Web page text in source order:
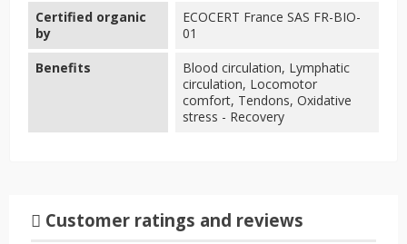
Certified organic
by
ECOCERT France SAS FR-BIO-
01
Benefits
Blood circulation, Lymphatic
circulation, Locomotor
comfort, Tendons, Oxidative
stress - Recovery
Customer ratings and reviews